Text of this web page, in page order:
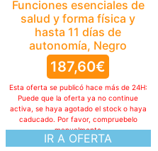
Funciones esenciales de
salud y forma física y
hasta 11 días de
autonomía, Negro
187,60€
IR A OFERTA
Esta oferta se publicó hace más de 24H:
Puede que la oferta ya no continue
activa, se haya agotado el stock o haya
caducado. Por favor, compruebelo
manualmente